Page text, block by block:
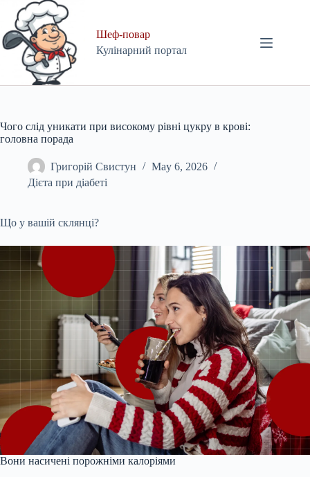
content
Шеф-повар
Кулінарний портал
Чого слід уникати при високому рівні цукру в крові:
головна порада
Григорій Свистун
May 6, 2026
Дієта при діабеті
Що у вашій склянці?
Вони насичені порожніми калоріями